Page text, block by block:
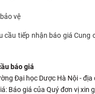
vệ
cầu tiếp nhận báo giá
báo giá
Đại học Dược Hà Nội -
Báo giá của Quý đơn vị xin